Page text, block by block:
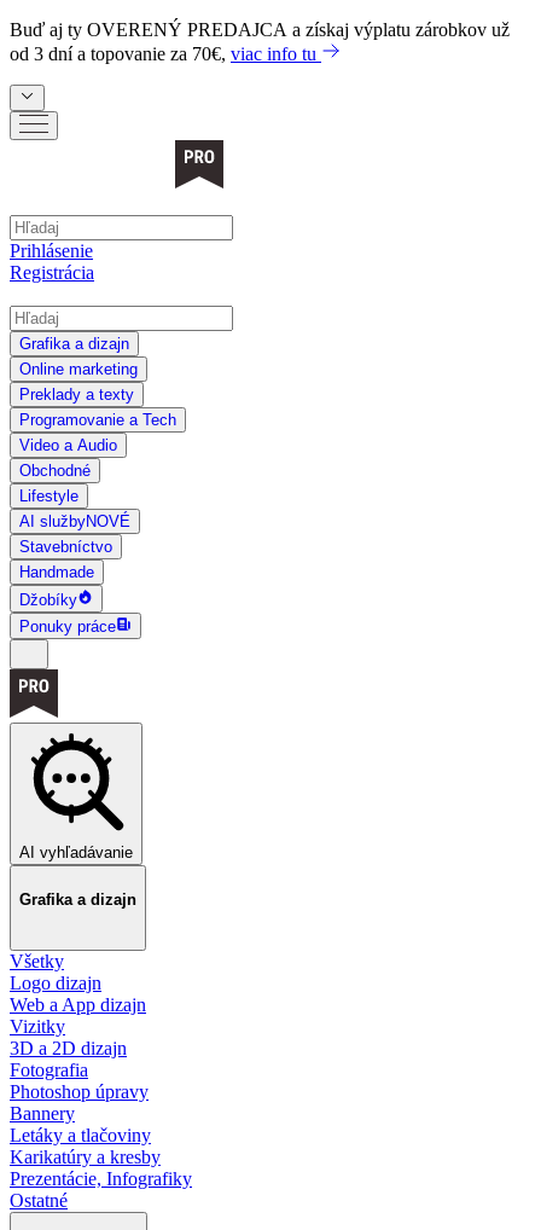
Buď aj ty OVERENÝ PREDAJCA a získaj výplatu zárobkov už
od 3 dní a topovanie za 70€, viac info tu
Prihlásenie
Registrácia
Grafika a dizajn
Online marketing
Preklady a texty
Programovanie a Tech
Video a Audio
Obchodné
Lifestyle
AI službyNOVÉ
Stavebníctvo
Handmade
Džobíky
Ponuky práce
AI vyhľadávanie
Grafika a dizajn
Všetky
Logo dizajn
Web a App dizajn
Vizitky
3D a 2D dizajn
Fotografia
Photoshop úpravy
Bannery
Letáky a tlačoviny
Karikatúry a kresby
Prezentácie, Infografiky
Ostatné